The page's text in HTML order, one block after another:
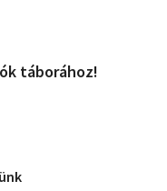
táborához!